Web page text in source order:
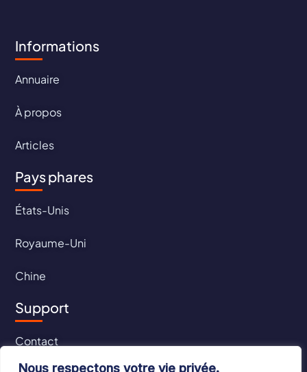
Nous respectons votre vie privée.
Informations
Annuaire
À propos
Articles
Pays phares
États-Unis
Royaume-Uni
Chine
Support
Contact